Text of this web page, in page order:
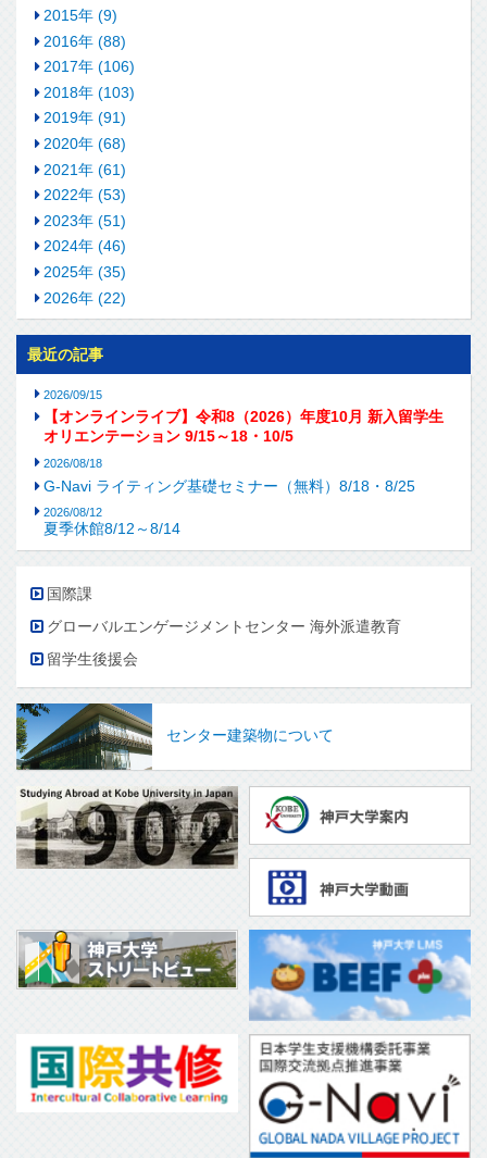
2015年 (9)
2016年 (88)
2017年 (106)
2018年 (103)
2019年 (91)
2020年 (68)
2021年 (61)
2022年 (53)
2023年 (51)
2024年 (46)
2025年 (35)
2026年 (22)
最近の記事
2026/09/15
【オンラインライブ】令和8（2026）年度10月 新入留学生
オリエンテーション 9/15～18・10/5
2026/08/18
G-Navi ライティング基礎セミナー（無料）8/18・8/25
2026/08/12
夏季休館8/12～8/14
国際課
グローバルエンゲージメントセンター 海外派遣教育
留学生後援会
センター建築物について